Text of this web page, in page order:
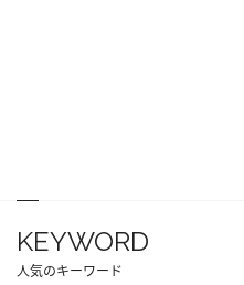
KEYWORD
人気のキーワード